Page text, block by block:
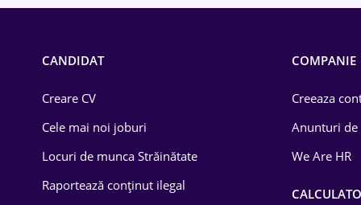
CANDIDAT
Creare CV
Cele mai noi joburi
Locuri de munca Străinătate
Raportează conținut ilegal
COMPANIE
Creeaza
Anunturi de
We Are HR